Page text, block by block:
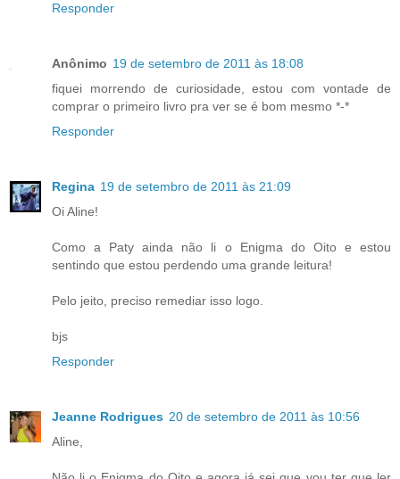
Responder
Anônimo 19 de setembro de 2011 às 18:08
fiquei morrendo de curiosidade, estou com vontade de
comprar o primeiro livro pra ver se é bom mesmo *-*
Responder
Regina 19 de setembro de 2011 às 21:09
Oi Aline!
Como a Paty ainda não li o Enigma do Oito e estou
sentindo que estou perdendo uma grande leitura!
Pelo jeito, preciso remediar isso logo.
bjs
Responder
Jeanne Rodrigues 20 de setembro de 2011 às 10:56
Aline,